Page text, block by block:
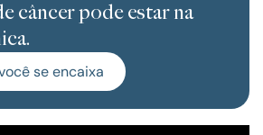
câncer pode estar na
se encaixa